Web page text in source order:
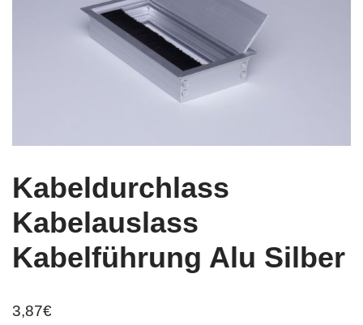
Kabeldurchlass
Kabelauslass
Kabelführung Alu Silber
3,87€